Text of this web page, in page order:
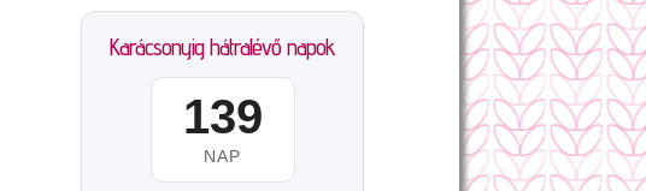
Karácsonyig hátralévő napok
139
NAP